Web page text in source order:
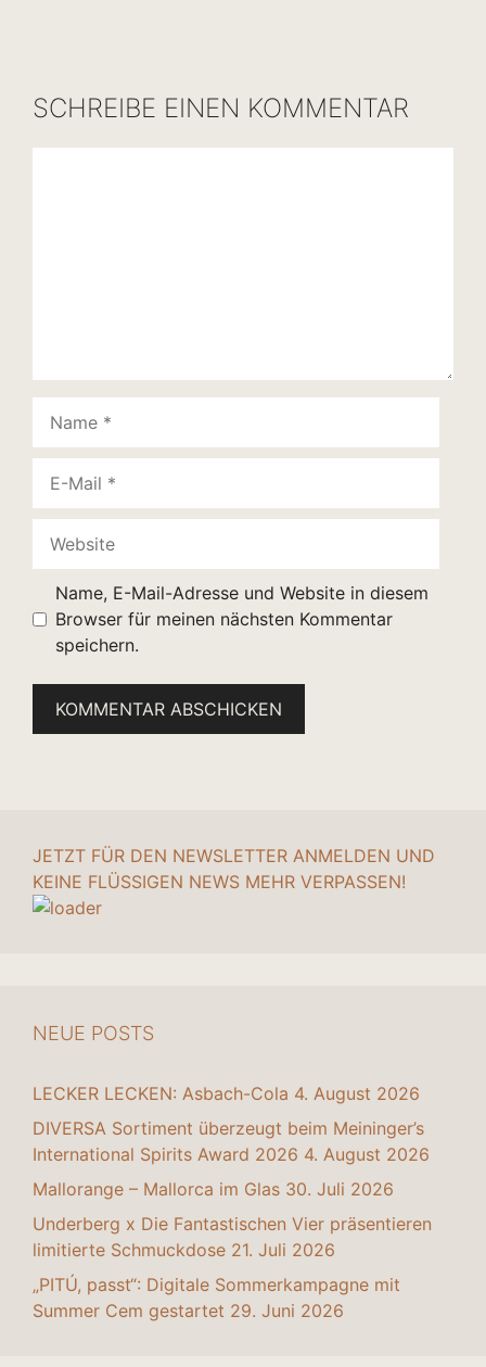
SCHREIBE EINEN KOMMENTAR
Mail
Name, E-Mail-Adresse und Website in diesem
Browser für meinen nächsten Kommentar
speichern.
JETZT FÜR DEN NEWSLETTER ANMELDEN UND
KEINE FLÜSSIGEN NEWS MEHR VERPASSEN!
NEUE POSTS
LECKER LECKEN: Asbach-Cola 4. August 2026
DIVERSA Sortiment überzeugt beim Meininger’s
International Spirits Award 2026 4. August 2026
Mallorange – Mallorca im Glas 30. Juli 2026
Underberg x Die Fantastischen Vier präsentieren
limitierte Schmuckdose 21. Juli 2026
„PITÚ, passt“: Digitale Sommerkampagne mit
Summer Cem gestartet 29. Juni 2026